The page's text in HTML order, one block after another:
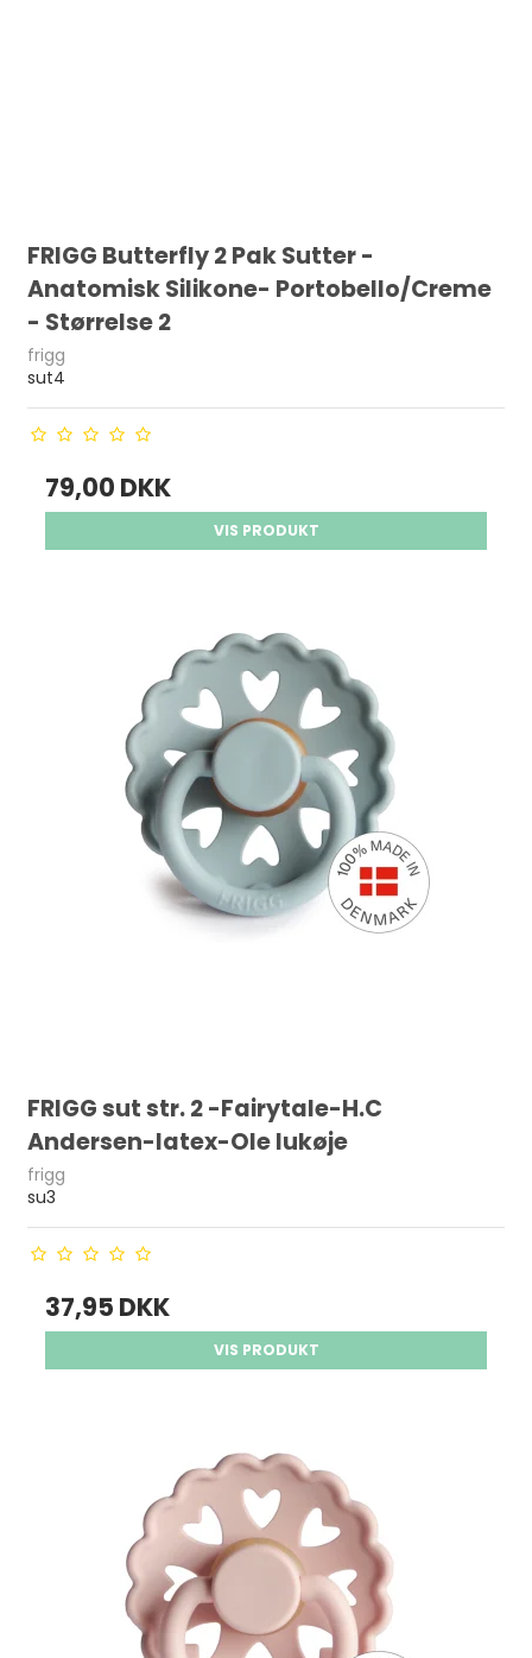
FRIGG Butterfly 2 Pak Sutter -
Anatomisk Silikone- Portobello/Creme
- Størrelse 2
frigg
sut4
79,00 DKK
VIS PRODUKT
FRIGG sut str. 2 -Fairytale-H.C
Andersen-latex-Ole lukøje
frigg
su3
37,95 DKK
VIS PRODUKT